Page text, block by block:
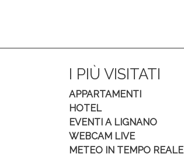
I PIÙ VISITATI
APPARTAMENTI
HOTEL
EVENTI A LIGNANO
WEBCAM LIVE
METEO IN TEMPO REALE